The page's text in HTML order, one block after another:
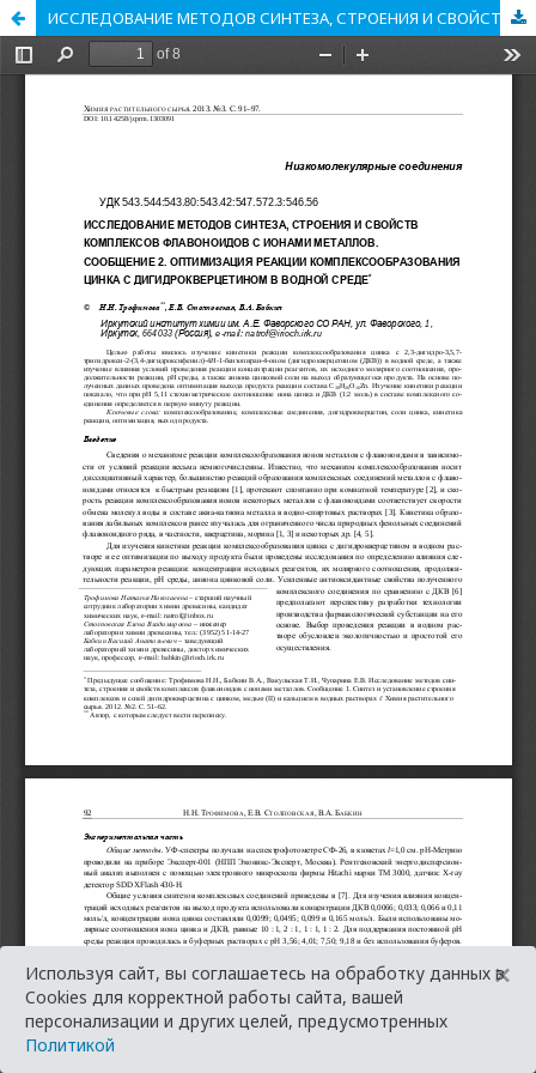
ИССЛЕДОВАНИЕ МЕТОДОВ СИНТЕЗА, СТРОЕНИЯ И СВОЙСТВ КОМПЛЕКСОВ ФЛАВОНОИДОВ С ИОНАМИ МЕТАЛЛОВ. СООБЩЕНИЕ 2. ОПТИМИЗАЦИЯ РЕАКЦИИ КОМПЛЕКСООБРАЗОВАНИЯ ЦИНКА С ДИГИДРОКВЕРЦЕТИНОМ В ВОДНОЙ СРЕДЕ
Используя сайт, вы соглашаетесь на обработку данных в
Cookies для корректной работы сайта, вашей
персонализации и других целей, предусмотренных
Политикой
×